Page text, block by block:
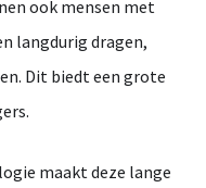
ook mensen met
langdurig dragen,
. Dit biedt een grote
maakt deze lange